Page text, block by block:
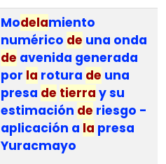
Modelamiento
numérico de una onda
de avenida generada
por la rotura de una
presa de tierra y su
estimación de riesgo -
aplicación a la presa
Yuracmayo